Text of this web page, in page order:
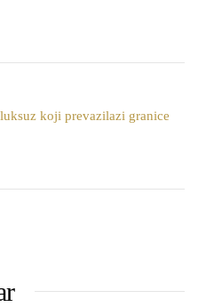
koji prevazilazi granice